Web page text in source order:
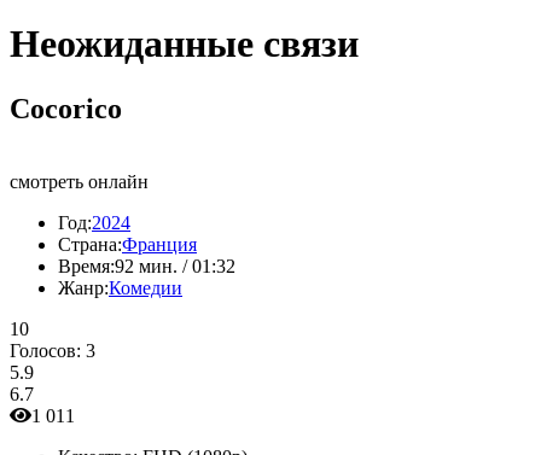
Неожиданные связи
Cocorico
смотреть онлайн
Год:2024
Страна:Франция
Время:92 мин. / 01:32
Жанр:Комедии
10
Голосов: 3
5.9
6.7
1 011